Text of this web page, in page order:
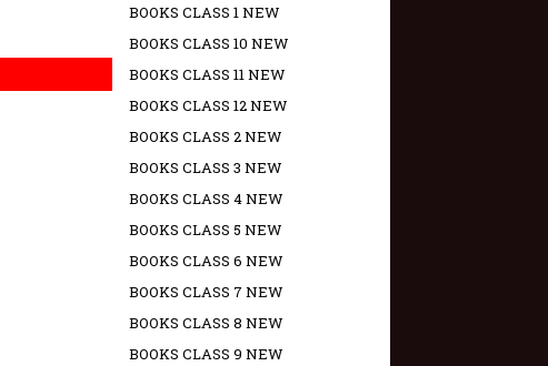
BOOKS CLASS 1 NEW
BOOKS CLASS 10 NEW
BOOKS CLASS 11 NEW
BOOKS CLASS 12 NEW
BOOKS CLASS 2 NEW
BOOKS CLASS 3 NEW
BOOKS CLASS 4 NEW
BOOKS CLASS 5 NEW
BOOKS CLASS 6 NEW
BOOKS CLASS 7 NEW
BOOKS CLASS 8 NEW
BOOKS CLASS 9 NEW